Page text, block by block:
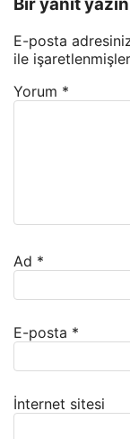
E-posta
ile
Yorum *
Ad *
E-posta *
İnternet sitesi